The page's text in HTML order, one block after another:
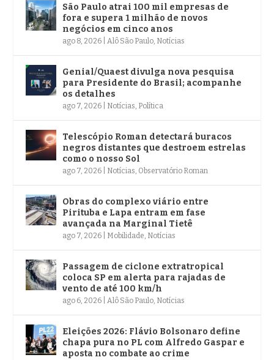
São Paulo atrai 100 mil empresas de
fora e supera 1 milhão de novos
negócios em cinco anos
ago 8, 2026 Alô São Paulo Notícias
Genial/Quaest divulga nova pesquisa
para Presidente do Brasil; acompanhe
os detalhes
ago 7, 2026 Notícias Política
Telescópio Roman detectará buracos
negros distantes que destroem estrelas
como o nosso Sol
ago 7, 2026 Notícias Observatório Roman
Obras do complexo viário entre
Pirituba e Lapa entram em fase
avançada na Marginal Tietê
ago 7, 2026 Mobilidade Notícias
Passagem de ciclone extratropical
coloca SP em alerta para rajadas de
vento de até 100 km/h
ago 6, 2026 Alô São Paulo Notícias
Eleições 2026: Flávio Bolsonaro define
chapa pura no PL com Alfredo Gaspar e
aposta no combate ao crime